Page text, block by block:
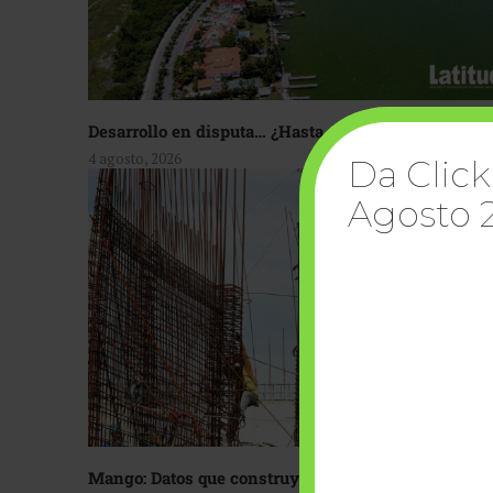
Desarrollo en disputa… ¿Hasta dónde crecer?
4 agosto, 2026
Mango: Datos que construyen confianza
Da
Agosto